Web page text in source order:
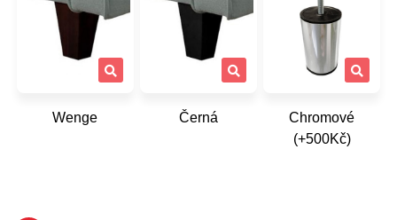
Wenge Černá
Chromové
(+500Kč)